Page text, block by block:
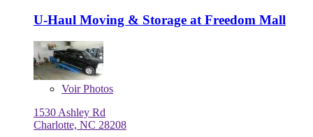
U-Haul Moving & Storage at Freedom Mall
VoirPhotos
1530 Ashley Rd
Charlotte, NC 28208